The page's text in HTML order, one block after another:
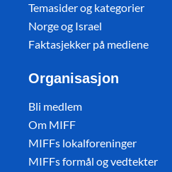
Temasider og kategorier
Norge og Israel
Faktasjekker på mediene
Organisasjon
Bli medlem
Om MIFF
MIFFs lokalforeninger
MIFFs formål og vedtekter